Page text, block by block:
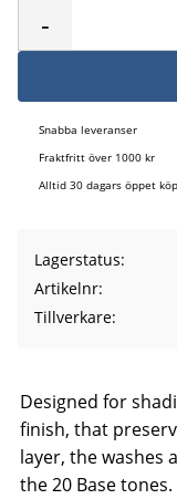
-
Snabba leveranser
Fraktfritt över 1000 kr
Alltid 30 dagars öppet köp
Lagerstatus
Artikelnr
Tillverkare
Designed for
finish, that
layer, the washes
the 20 Base